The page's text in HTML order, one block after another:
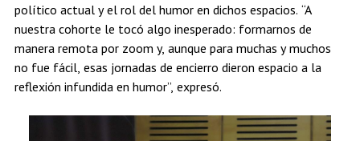
político actual y el rol del humor en dichos espacios. “A
nuestra cohorte le tocó algo inesperado: formarnos de
manera remota por zoom y, aunque para muchas y muchos
no fue fácil, esas jornadas de encierro dieron espacio a la
reflexión infundida en humor”, expresó.